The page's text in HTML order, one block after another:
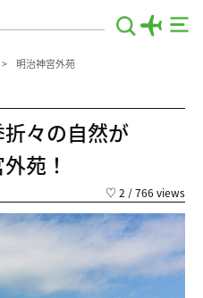
明治神宮外苑
々の自然が
苑！
♡ 2 / 766 views